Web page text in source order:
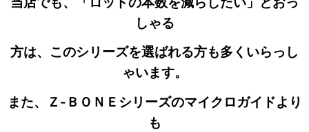
しゃる
方は、このシリーズを選ばれる方も多くいらっし
ゃいます。
また、Ｚ-ＢＯＮＥシリーズのマイクロガイドより
も